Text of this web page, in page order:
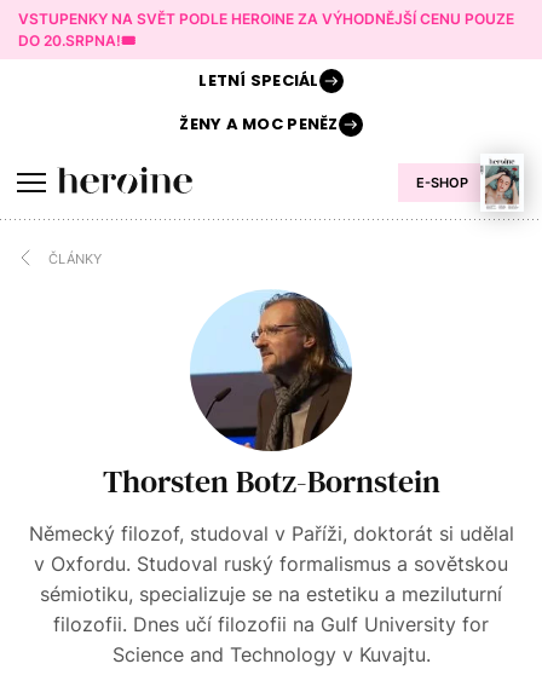
VSTUPENKY NA SVĚT PODLE HEROINE ZA VÝHODNĚJŠÍ CENU POUZE
DO 20.SRPNA!🎟️
E-SHOP
LETNÍ SPECIÁL
ŽENY AMOC PENĚZ
ČLÁNKY
Thorsten Botz-Bornstein
Německý filozof, studoval v Paříži, doktorát si udělal
v Oxfordu. Studoval ruský formalismus a sovětskou
sémiotiku, specializuje se na estetiku a meziluturní
filozofii. Dnes učí filozofii na Gulf University for
Science and Technology v Kuvajtu.